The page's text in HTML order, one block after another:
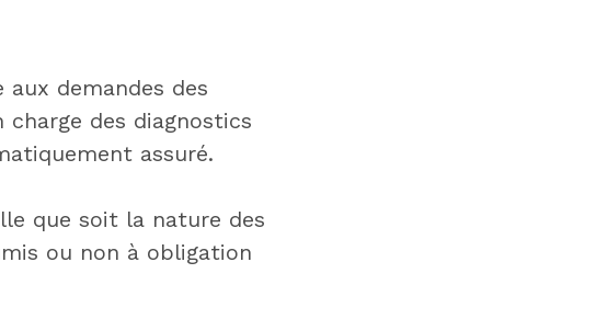
demandes des
charge des diagnostics
assuré.
que soit la nature des
ou non à obligation